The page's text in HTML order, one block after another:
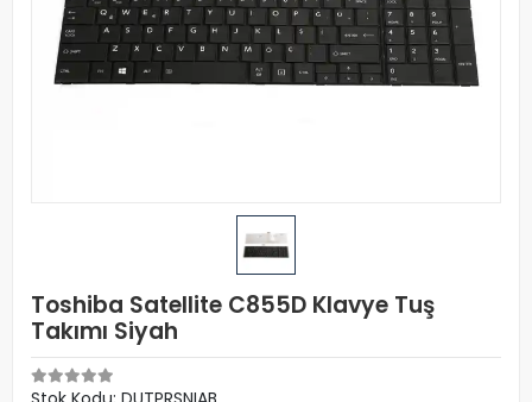
Toshiba Satellite C855D Klavye Tuş
Takımı Siyah